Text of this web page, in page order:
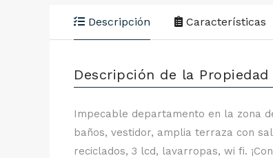
Descripción Características
Descripción de la Propiedad
Impecable departamento en la zona
baños, vestidor, amplia terraza con
reciclados, 3 lcd, lavarropas, wi fi.